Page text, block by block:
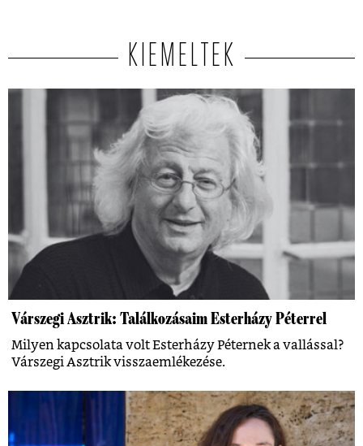
KIEMELTEK
Várszegi Asztrik: Találkozásaim Esterházy Péterrel
Milyen kapcsolata volt Esterházy Péternek a vallással?
Várszegi Asztrik visszaemlékezése.